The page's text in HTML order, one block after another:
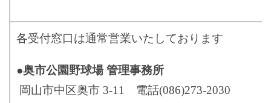
各受付窓口は通常営業いたしております
●奥市公園野球場 管理事務所
岡山市中区奥市 3-11 電話(086)273-2030